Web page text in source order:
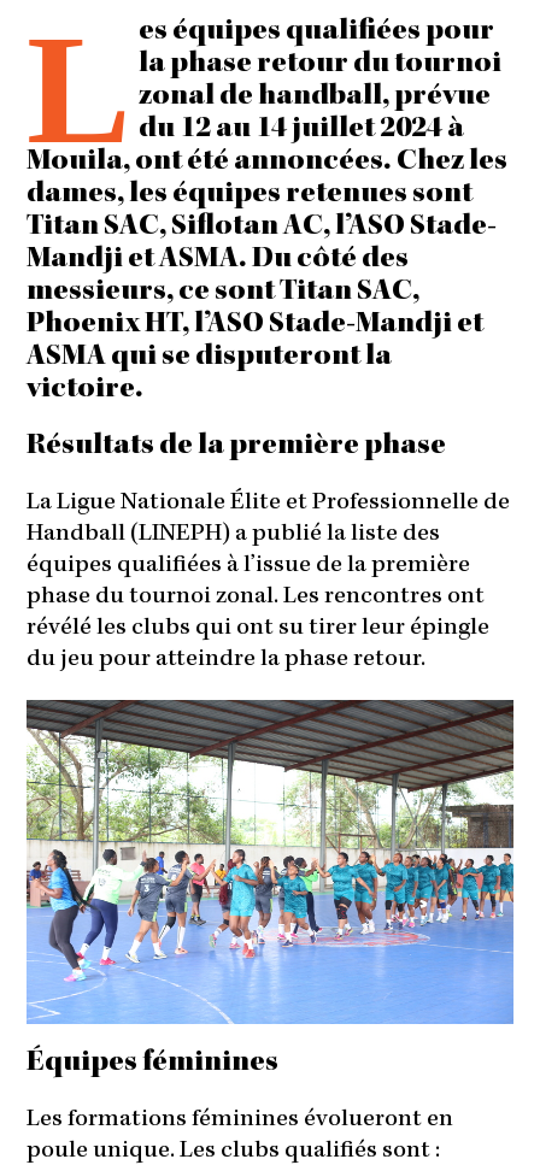
L es équipes qualifiées pour
la phase retour du tournoi
zonal de handball, prévue
du 12 au 14 juillet 2024 à
Mouila, ont été annoncées. Chez les
dames, les équipes retenues sont
Titan SAC, Siflotan AC, l’ASO Stade-
Mandji et ASMA. Du côté des
messieurs, ce sont Titan SAC,
Phoenix HT, l’ASO Stade-Mandji et
ASMA qui se disputeront la
victoire.
Résultats de la première phase
La Ligue Nationale Élite et Professionnelle de
Handball (LINEPH) a publié la liste des
équipes qualifiées à l’issue de la première
phase du tournoi zonal. Les rencontres ont
révélé les clubs qui ont su tirer leur épingle
du jeu pour atteindre la phase retour.
Équipes féminines
Les formations féminines évolueront en
poule unique. Les clubs qualifiés sont :